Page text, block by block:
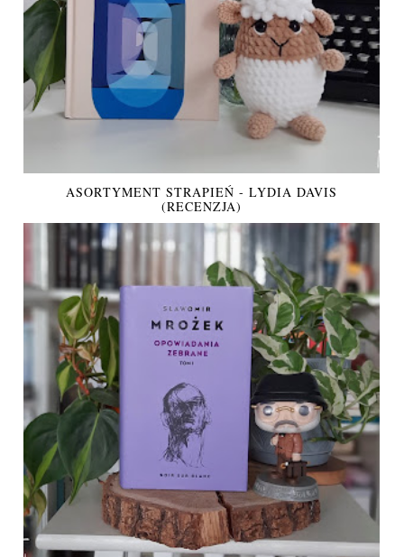
ASORTYMENT STRAPIEŃ - LYDIA DAVIS
(RECENZJA)